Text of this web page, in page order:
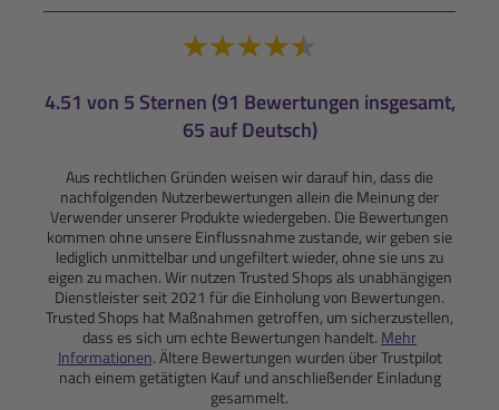
4.51 von 5 Sternen (91 Bewertungen insgesamt,
65 auf Deutsch)
Aus rechtlichen Gründen weisen wir darauf hin, dass die
nachfolgenden Nutzerbewertungen allein die Meinung der
Verwender unserer Produkte wiedergeben. Die Bewertungen
kommen ohne unsere Einflussnahme zustande, wir geben sie
lediglich unmittelbar und ungefiltert wieder, ohne sie uns zu
eigen zu machen. Wir nutzen Trusted Shops als unabhängigen
Dienstleister seit 2021 für die Einholung von Bewertungen.
Trusted Shops hat Maßnahmen getroffen, um sicherzustellen,
dass es sich um echte Bewertungen handelt. Mehr
Informationen. Ältere Bewertungen wurden über Trustpilot
nach einem getätigten Kauf und anschließender Einladung
gesammelt.